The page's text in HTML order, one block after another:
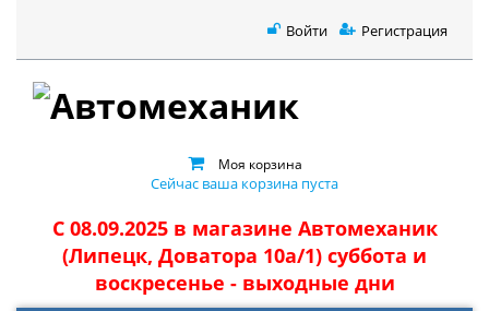
Войти Регистрация
Моя корзина
Сейчас ваша корзина пуста
С 08.09.2025 в магазине Автомеханик
(Липецк, Доватора 10а/1) суббота и
воскресенье - выходные дни